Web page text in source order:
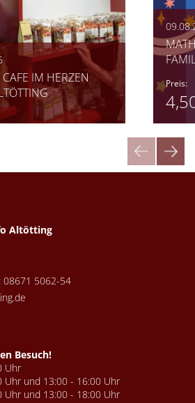
IM HERZEN
Preis:
Altötting
5062-54
Besuch!
Uhr
Uhr und 13:00 - 16:00 Uhr
Uhr und 13:00 - 18:00 Uhr